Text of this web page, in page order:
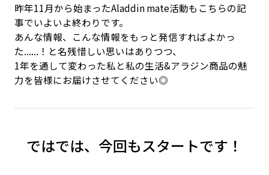
昨年11月から始まったAladdin mate活動もこちらの記
事でいよいよ終わりです。
あんな情報、こんな情報をもっと発信すればよかっ
た......！と名残惜しい思いはありつつ、
1年を通して変わった私と私の生活&アラジン商品の魅
力を皆様にお届けさせてください◎
ではでは、今回もスタートです！